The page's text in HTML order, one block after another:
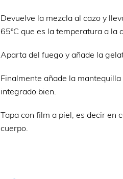
Devuelve la mezcla al cazo y
65ºC que es la temperatura a la
Aparta del fuego y añade la
Finalmente añade la
integrado bien.
Tapa con film a piel, es decir en
cuerpo.